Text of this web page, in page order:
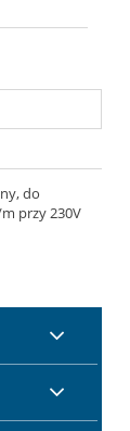
do
przy 230V